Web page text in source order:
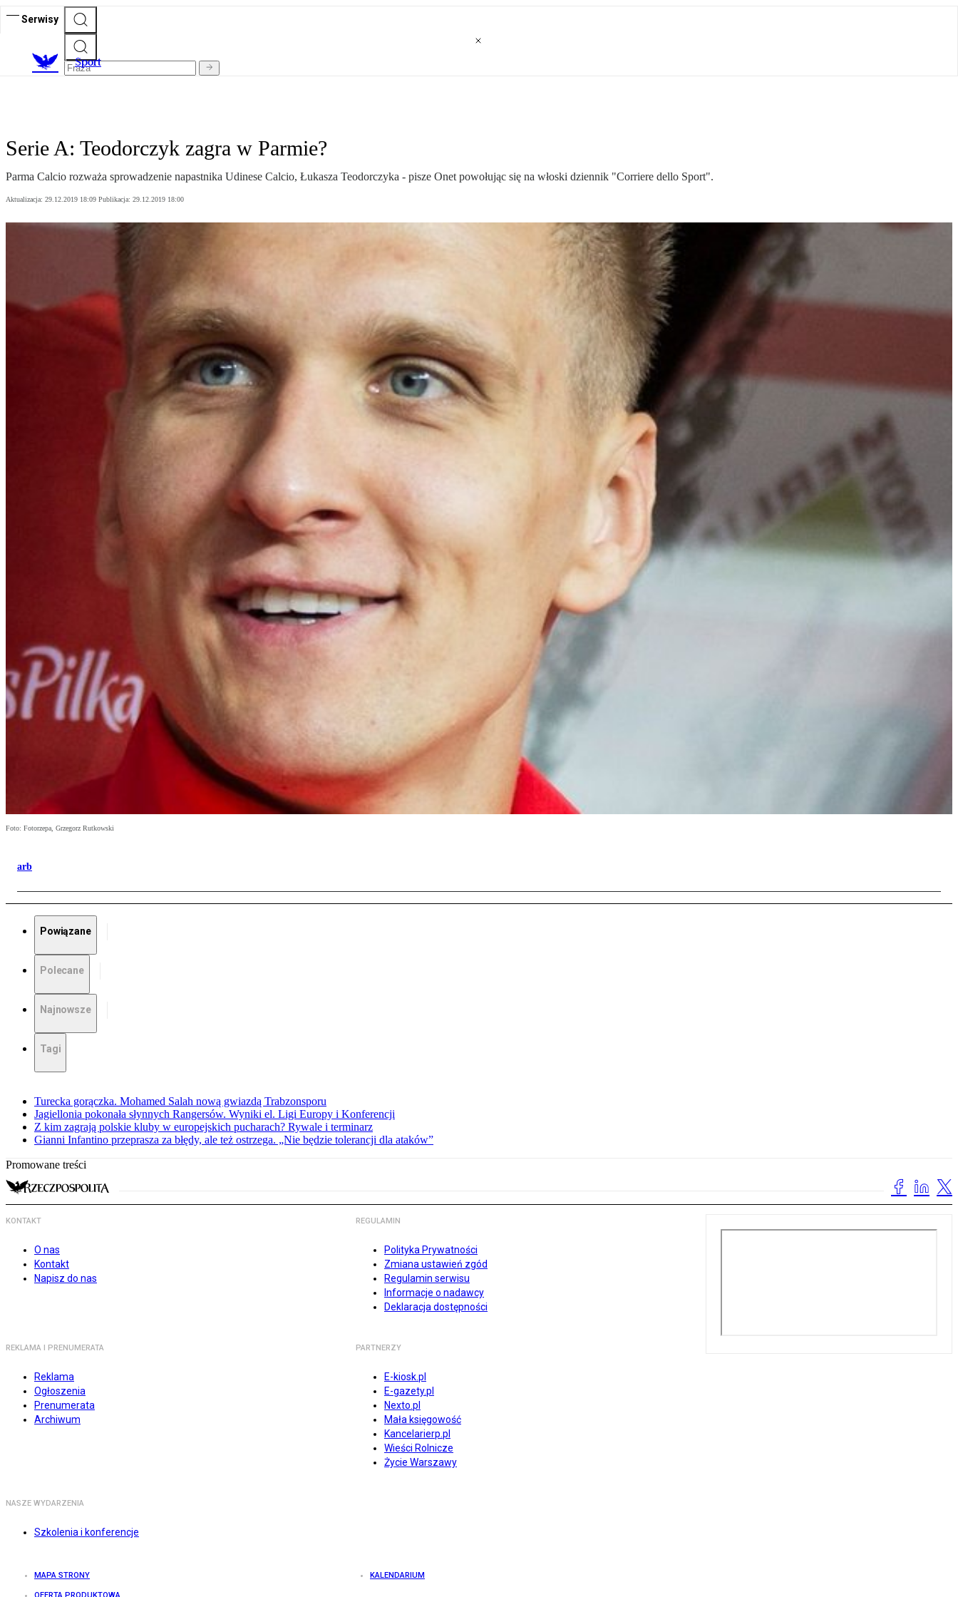
Serwisy
Sport
Serie A: Teodorczyk zagra w Parmie?
Parma Calcio rozważa sprowadzenie napastnika Udinese Calcio, Łukasza Teodorczyka - pisze Onet powołując się na włoski dziennik "Corriere dello Sport".
Aktualizacja: 29.12.2019 18:09 Publikacja: 29.12.2019 18:00
Foto: Fotorzepa, Grzegorz Rutkowski
arb
Powiązane
Polecane
Najnowsze
Tagi
Turecka gorączka. Mohamed Salah nową gwiazdą Trabzonsporu
Jagiellonia pokonała słynnych Rangersów. Wyniki el. Ligi Europy i Konferencji
Z kim zagrają polskie kluby w europejskich pucharach? Rywale i terminarz
Gianni Infantino przeprasza za błędy, ale też ostrzega. „Nie będzie tolerancji dla ataków”
Promowane treści
KONTAKT
O nas
Kontakt
Napisz do nas
REGULAMIN
Polityka Prywatności
Zmiana ustawień zgód
Regulamin serwisu
Informacje o nadawcy
Deklaracja dostępności
REKLAMA I PRENUMERATA
Reklama
Ogłoszenia
Prenumerata
Archiwum
PARTNERZY
E-kiosk.pl
E-gazety.pl
Nexto.pl
Mała księgowość
Kancelarierp.pl
Wieści Rolnicze
Życie Warszawy
NASZE WYDARZENIA
Szkolenia i konferencje
MAPA STRONY KALENDARIUM